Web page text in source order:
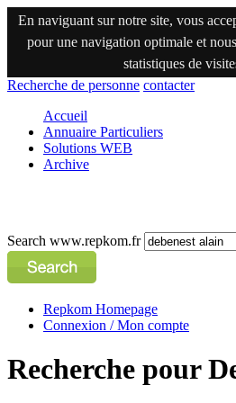
En naviguant sur notre site, vous
pour une navigation optimale et
statistiques de
Recherche de personne contacter
Accueil
Annuaire Particuliers
Solutions WEB
Archive
Search www.repkom.fr
Repkom Homepage
Connexion / Mon compte
Recherche pour